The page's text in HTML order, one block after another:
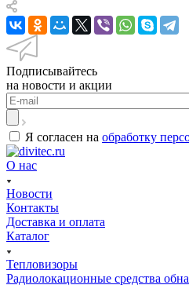
Подписывайтесь
на новости и акции
Я согласен на обработку
О нас
Новости
Контакты
Доставка и оплата
Каталог
Тепловизоры
Радиолокационные средства